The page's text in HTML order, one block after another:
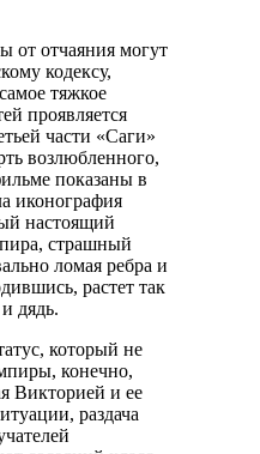
от отчаяния могут
кодексу,
тяжкое
проявляется
части «Саги»
возлюбленного,
показаны в
иконография
настоящий
страшный
ломая ребра и
растет так
дядь.
который не
конечно,
Викторией и ее
раздача